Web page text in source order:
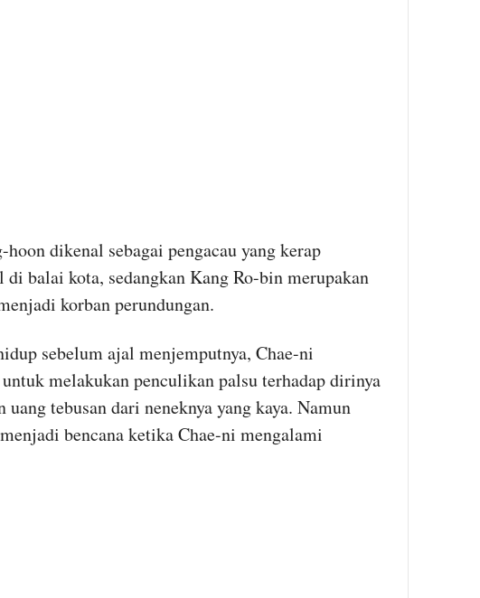
dikenal sebagai pengacau yang kerap
di balai kota, sedangkan Kang Ro-bin merupakan
korban perundungan.
sebelum ajal menjemputnya, Chae-ni
melakukan penculikan palsu terhadap dirinya
tebusan dari neneknya yang kaya. Namun
bencana ketika Chae-ni mengalami